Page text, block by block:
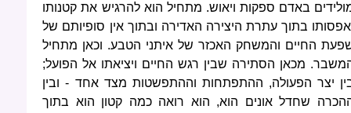
באדם ספקות ויאוש. מתחיל הוא להרגיש את קטנותו
בתוך עתרת היצירה האדירה ובתוך אין סופיותם של
החיים והמשחק האכזר של איתני הטבע. וכאן מתחיל
מכאן הסתירה שבין רגש החיים ויציאתו אל הפועל;
יצר הפעולה, ההתפתחות וההתפשטות מצד אחד - ובין
שחדל אונים הוא, הוא רואה כמה קטון הוא בתוך